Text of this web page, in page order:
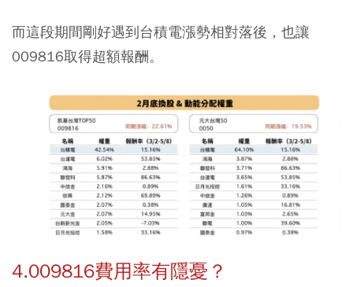
而這段期間剛好遇到台積電漲勢相對落後，也讓
009816取得超額報酬。
4.009816費用率有隱憂？